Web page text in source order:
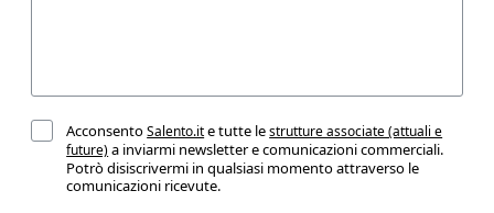
AcconsentoSalento.ite tutte lestrutture associate (attuali e
future)a inviarmi newsletter e comunicazioni commerciali.
Potrò disiscrivermi in qualsiasi momento attraverso le
comunicazioni ricevute.